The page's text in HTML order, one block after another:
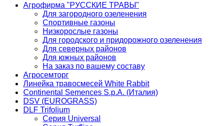
Агрофирма "РУССКИЕ ТРАВЫ"
Для загородного озеленения
Спортивные газоны
Низкорослые газоны
Для городского и придорожного озеленения
Для северных районов
Для южных районов
На заказ по вашему составу
Агросемторг
Линейка травосмесей White Rabbit
Continental Semences S.p.A. (Италия)
DSV (EUROGRASS)
DLF Trifolium
Серия Universal